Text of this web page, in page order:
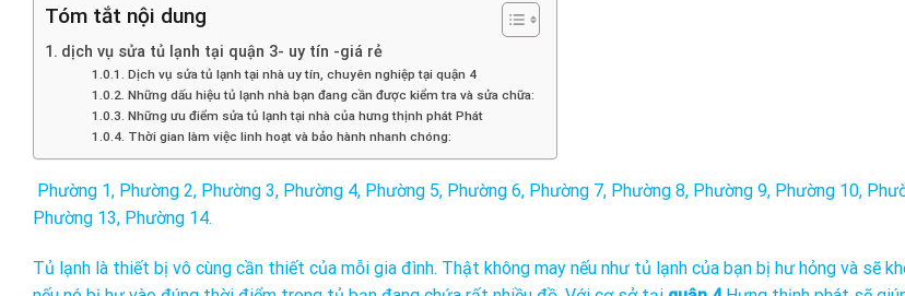
Tóm tắt nội dung
dịch vụ sửa tủ lạnh tại quận 3- uy tín -giá rẻ
Dịch vụ sửa tủ lạnh tại nhà uy tín, chuyên nghiệp tại quận 4
Những dấu hiệu tủ lạnh nhà bạn đang cần được kiểm tra và sửa chữa:
Những ưu điểm sửa tủ lạnh tại nhà của hưng thịnh phát Phát
Thời gian làm việc linh hoạt và bảo hành nhanh chóng:
Phường 1, Phường 2, Phường 3, Phường 4, Phường 5, Phường 6, Phường 7, Phường 8, Phường 9, Phường 10,
Phường 13, Phường 14.
Tủ lạnh là thiết bị vô cùng cần thiết của mỗi gia đình. Thật không may nếu như tủ lạnh của bạn bị hư hỏng và sẽ